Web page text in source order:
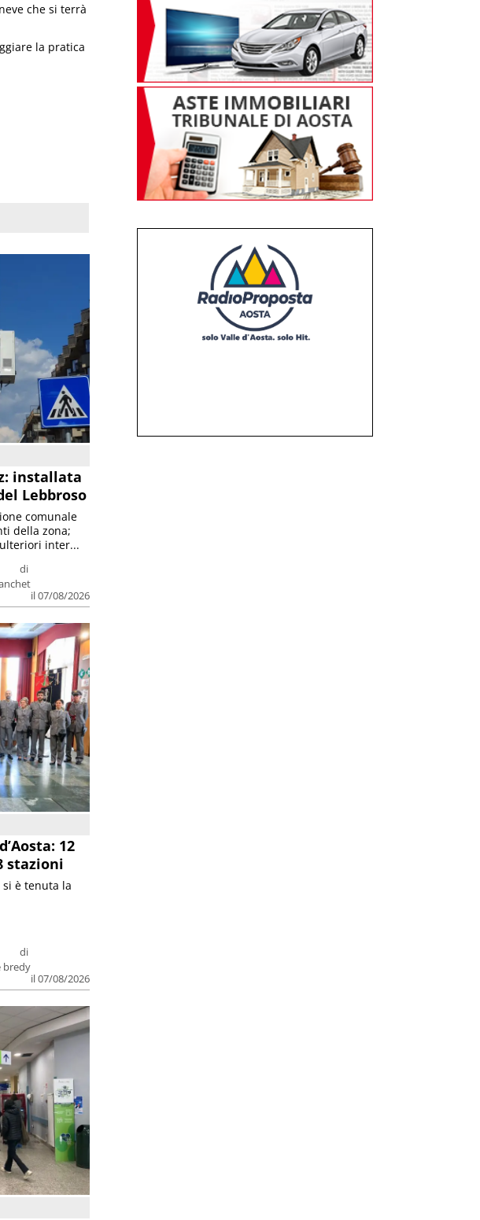
che si terrà
la pratica
installata
Lebbroso
di
il 07/08/2026
comunale
della zona;
inter...
12
stazioni
di
bredy
il 07/08/2026
è tenuta la